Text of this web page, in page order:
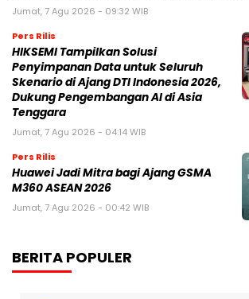
Jumat, 7 Agu 2026 - 09:32 WIB
Pers Rilis
HIKSEMI Tampilkan Solusi
Penyimpanan Data untuk Seluruh
Skenario di Ajang DTI Indonesia 2026,
Dukung Pengembangan AI di Asia
Tenggara
Jumat, 7 Agu 2026 - 04:14 WIB
Pers Rilis
Huawei Jadi Mitra bagi Ajang GSMA
M360 ASEAN 2026
Jumat, 7 Agu 2026 - 00:42 WIB
BERITA POPULER